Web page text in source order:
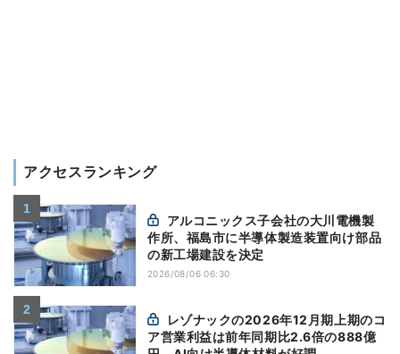
アクセスランキング
作所、福島市に半導体製造装置向け部品
の新工場建設を決定
2026/08/06 06:30
ア営業利益は前年同期比2.6倍の888億